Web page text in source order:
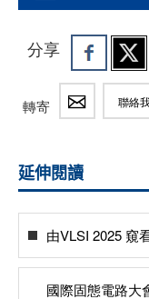
分享
轉寄 聯絡
延伸閱讀
由VLSI 2025 窺
國際固態電路大